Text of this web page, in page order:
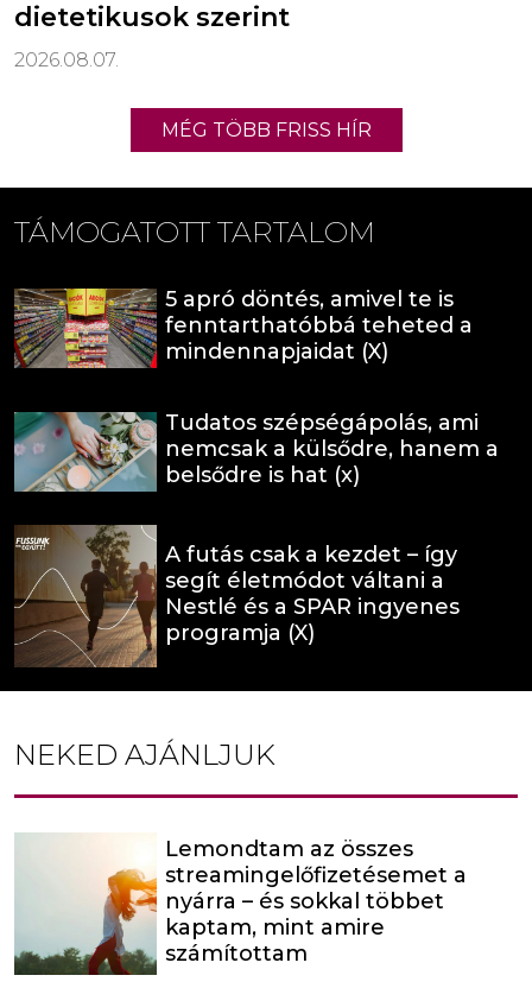
dietetikusok szerint
2026.08.07.
MÉG TÖBB FRISS HÍR
TÁMOGATOTT TARTALOM
5 apró döntés, amivel te is
fenntarthatóbbá teheted a
mindennapjaidat (X)
Tudatos szépségápolás, ami
nemcsak a külsődre, hanem a
belsődre is hat (x)
A futás csak a kezdet – így
segít életmódot váltani a
Nestlé és a SPAR ingyenes
programja (X)
NEKED AJÁNLJUK
Lemondtam az összes
streamingelőfizetésemet a
nyárra – és sokkal többet
kaptam, mint amire
számítottam